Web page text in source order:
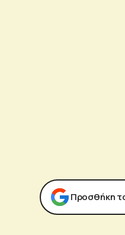
Προσθήκη